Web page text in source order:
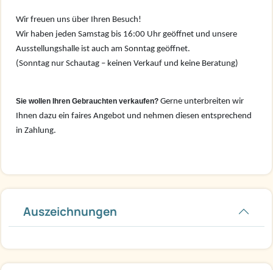
Wir freuen uns über Ihren Besuch!
Wir haben jeden Samstag bis 16:00 Uhr geöffnet und unsere
Ausstellungshalle ist auch am Sonntag geöffnet.
(Sonntag nur Schautag – keinen Verkauf und keine Beratung)
Sie wollen Ihren Gebrauchten verkaufen? Gerne unterbreiten wir
Ihnen dazu ein faires Angebot und nehmen diesen entsprechend
in Zahlung.
Auszeichnungen